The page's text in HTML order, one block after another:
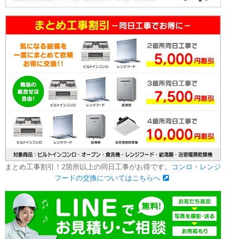
まとめ工事割引！2箇所以上の同日工事がお得です。
コンロ・レンジ
フードの交換についてはこちらへ